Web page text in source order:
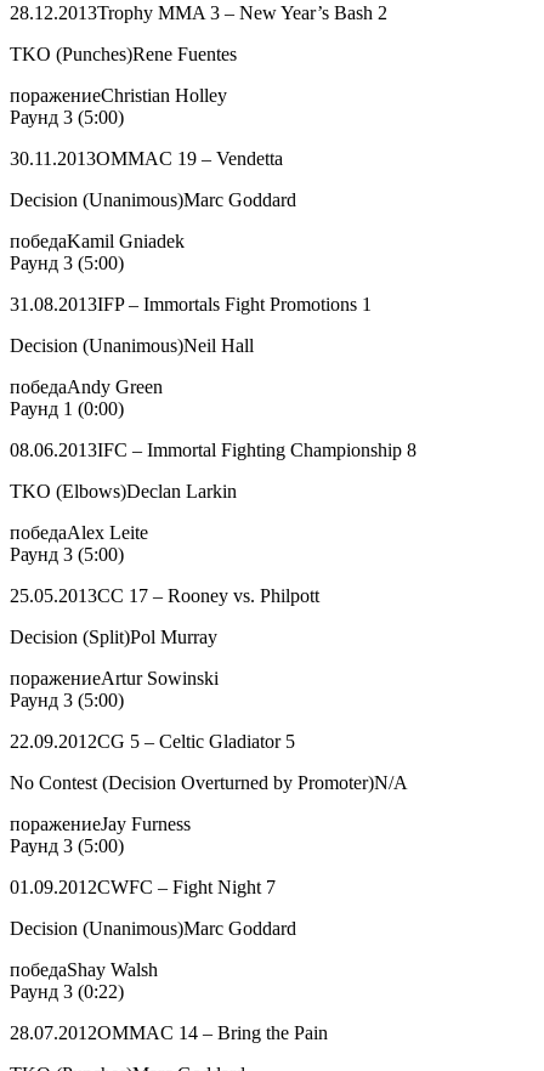
28.12.2013Trophy MMA 3 – New Year’s Bash 2
TKO (Punches)Rene Fuentes
поражениеChristian Holley
Раунд 3 (5:00)
30.11.2013OMMAC 19 – Vendetta
Decision (Unanimous)Marc Goddard
победаKamil Gniadek
Раунд 3 (5:00)
31.08.2013IFP – Immortals Fight Promotions 1
Decision (Unanimous)Neil Hall
победаAndy Green
Раунд 1 (0:00)
08.06.2013IFC – Immortal Fighting Championship 8
TKO (Elbows)Declan Larkin
победаAlex Leite
Раунд 3 (5:00)
25.05.2013CC 17 – Rooney vs. Philpott
Decision (Split)Pol Murray
поражениеArtur Sowinski
Раунд 3 (5:00)
22.09.2012CG 5 – Celtic Gladiator 5
No Contest (Decision Overturned by Promoter)N/A
поражениеJay Furness
Раунд 3 (5:00)
01.09.2012CWFC – Fight Night 7
Decision (Unanimous)Marc Goddard
победаShay Walsh
Раунд 3 (0:22)
28.07.2012OMMAC 14 – Bring the Pain